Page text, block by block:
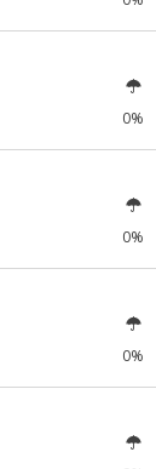
0%
0%
0%